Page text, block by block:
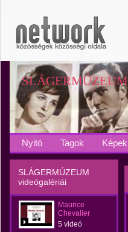
SLÁGERMÚZEUM
Nyitó Tagok Képek
SLÁGERMÚZEUM
videógalériái
Maurice
Chevalier
5 videó